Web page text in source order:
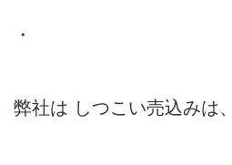
・
弊社は しつこい売込みは、